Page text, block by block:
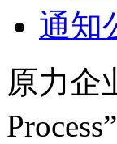
通知
原力企